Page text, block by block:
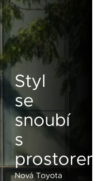
Styl
se
snoubí
s
Nová Toyota